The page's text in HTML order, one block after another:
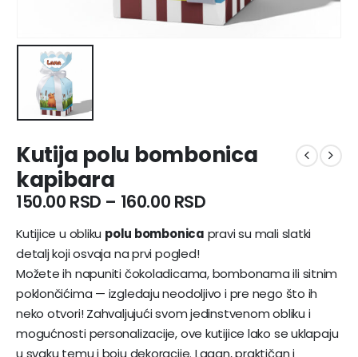
Kutija polu bombonica
kapibara
150.00 RSD – 160.00 RSD
Kutijice u obliku polu bombonica pravi su mali slatki
detalj koji osvaja na prvi pogled!
Možete ih napuniti čokoladicama, bombonama ili sitnim
poklončićima — izgledaju neodoljivo i pre nego što ih
neko otvori! Zahvaljujući svom jedinstvenom obliku i
mogućnosti personalizacije, ove kutijice lako se uklapaju